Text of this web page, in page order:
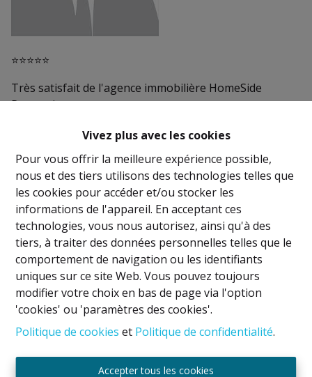
Vivez plus avec les cookies
Pour vous offrir la meilleure expérience possible,
nous et des tiers utilisons des technologies telles que
les cookies pour accéder et/ou stocker les
informations de l'appareil. En acceptant ces
technologies, vous nous autorisez, ainsi qu'à des
tiers, à traiter des données personnelles telles que le
comportement de navigation ou les identifiants
uniques sur ce site Web. Vous pouvez toujours
modifier votre choix en bas de page via l'option
'cookies' ou 'paramètres des cookies'.
Politique de cookies et Politique de confidentialité.
Accepter tous les cookies
⭐⭐⭐⭐⭐
Très satisfait de l'agence immobilière HomeSide
Properties.
peux que recommander !
Mentions légales
Titulaire IPI: David GUNEL
Agent immobilier intermédiaire et régisseur
Agréé IPI sous le numéro 509.043 en Belgique
Autorité de surveillanceIPI
Rue du Luxembourg 16B, 1000 Bruxelles, Belgique
Soumis au code de déontologie suivant l'arrêté royal